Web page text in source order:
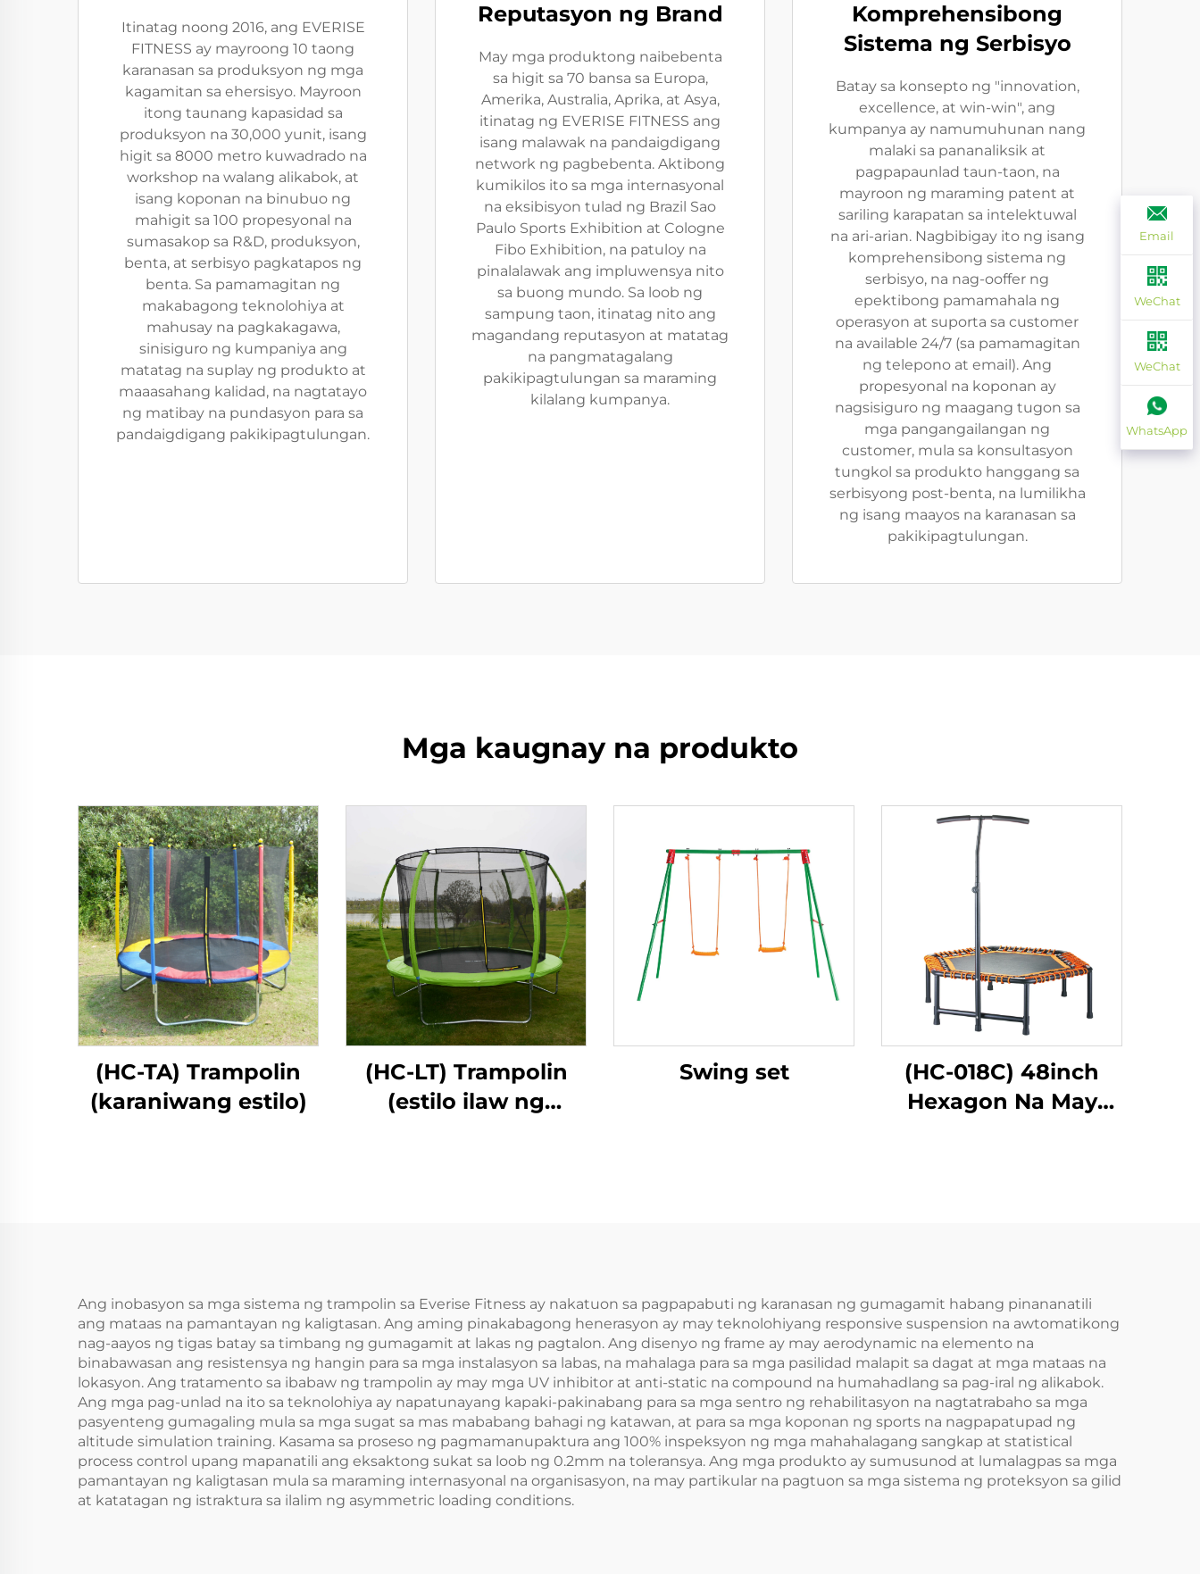
Itinatag noong 2016, ang EVERISE
FITNESS ay mayroong 10 taong
karanasan sa produksyon ng mga
kagamitan sa ehersisyo. Mayroon
itong taunang kapasidad sa
produksyon na 30,000 yunit, isang
higit sa 8000 metro kuwadrado na
workshop na walang alikabok, at
isang koponan na binubuo ng
mahigit sa 100 propesyonal na
sumasakop sa R&D, produksyon,
benta, at serbisyo pagkatapos ng
benta. Sa pamamagitan ng
makabagong teknolohiya at
mahusay na pagkakagawa,
sinisiguro ng kumpaniya ang
matatag na suplay ng produkto at
maaasahang kalidad, na nagtatayo
ng matibay na pundasyon para sa
pandaigdigang pakikipagtulungan.
Reputasyon ng Brand
May mga produktong naibebenta
sa higit sa 70 bansa sa Europa,
Amerika, Australia, Aprika, at Asya,
itinatag ng EVERISE FITNESS ang
isang malawak na pandaigdigang
network ng pagbebenta. Aktibong
kumikilos ito sa mga internasyonal
na eksibisyon tulad ng Brazil Sao
Paulo Sports Exhibition at Cologne
Fibo Exhibition, na patuloy na
pinalalawak ang impluwensya nito
sa buong mundo. Sa loob ng
sampung taon, itinatag nito ang
magandang reputasyon at matatag
na pangmatagalang
pakikipagtulungan sa maraming
kilalang kumpanya.
Komprehensibong
Sistema ng Serbisyo
Batay sa konsepto ng "innovation,
excellence, at win-win", ang
kumpanya ay namumuhunan nang
malaki sa pananaliksik at
pagpapaunlad taun-taon, na
mayroon ng maraming patent at
sariling karapatan sa intelektuwal
na ari-arian. Nagbibigay ito ng isang
komprehensibong sistema ng
serbisyo, na nag-ooffer ng
epektibong pamamahala ng
operasyon at suporta sa customer
na available 24/7 (sa pamamagitan
ng telepono at email). Ang
propesyonal na koponan ay
nagsisiguro ng maagang tugon sa
mga pangangailangan ng
customer, mula sa konsultasyon
tungkol sa produkto hanggang sa
serbisyong post-benta, na lumilikha
ng isang maayos na karanasan sa
pakikipagtulungan.
Mga kaugnay na produkto
(HC-TA) Trampolin
(karaniwang estilo)
(HC-LT) Trampolin
(estilo ilaw ng
Swing set
(HC-018C) 48inch
Hexagon Na May
Ang inobasyon sa mga sistema ng trampolin sa Everise Fitness ay nakatuon sa pagpapabuti ng karanasan ng gumagamit habang pinananatili
ang mataas na pamantayan ng kaligtasan. Ang aming pinakabagong henerasyon ay may teknolohiyang responsive suspension na awtomatikong
nag-aayos ng tigas batay sa timbang ng gumagamit at lakas ng pagtalon. Ang disenyo ng frame ay may aerodynamic na elemento na
binabawasan ang resistensya ng hangin para sa mga instalasyon sa labas, na mahalaga para sa mga pasilidad malapit sa dagat at mga mataas na
lokasyon. Ang tratamento sa ibabaw ng trampolin ay may mga UV inhibitor at anti-static na compound na humahadlang sa pag-iral ng alikabok.
Ang mga pag-unlad na ito sa teknolohiya ay napatunayang kapaki-pakinabang para sa mga sentro ng rehabilitasyon na nagtatrabaho sa mga
pasyenteng gumagaling mula sa mga sugat sa mas mababang bahagi ng katawan, at para sa mga koponan ng sports na nagpapatupad ng
altitude simulation training. Kasama sa proseso ng pagmamanupaktura ang 100% inspeksyon ng mga mahahalagang sangkap at statistical
process control upang mapanatili ang eksaktong sukat sa loob ng 0.2mm na toleransya. Ang mga produkto ay sumusunod at lumalagpas sa mga
pamantayan ng kaligtasan mula sa maraming internasyonal na organisasyon, na may partikular na pagtuon sa mga sistema ng proteksyon sa gilid
at katatagan ng istraktura sa ilalim ng asymmetric loading conditions.
Email
WeChat
WeChat
WhatsApp